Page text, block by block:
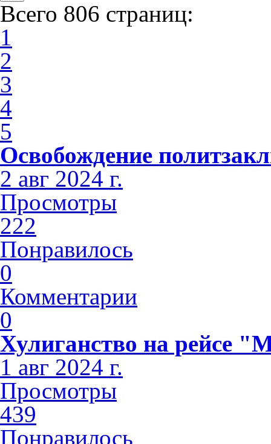
Всего 806 страниц:
1
2
3
4
5
Освобождение
2 авг 2024 г.
Просмотры
222
Понравилось
0
Комментарии
0
Хулиганство на рейсе
1 авг 2024 г.
Просмотры
439
Понравилось